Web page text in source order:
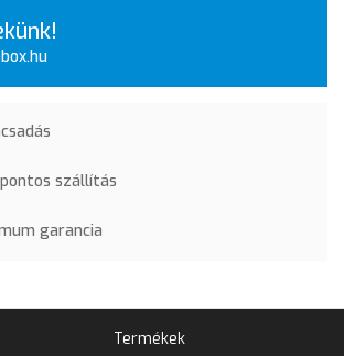
szállítás
garancia
Termékek